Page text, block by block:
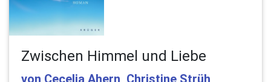
Zwischen Himmel und Liebe
von Cecelia Ahern, Christine Strüh